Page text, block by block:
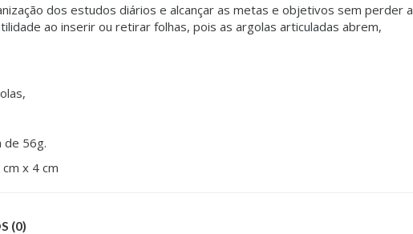
dos estudos diários e alcançar as metas e objetivos sem perder a
ao inserir ou retirar folhas, pois as argolas articuladas abrem,
de 56g.
x 4 cm
(0)